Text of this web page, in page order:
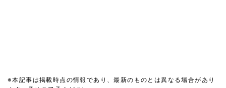
※本記事は掲載時点の情報であり、最新のものとは異なる場合があり